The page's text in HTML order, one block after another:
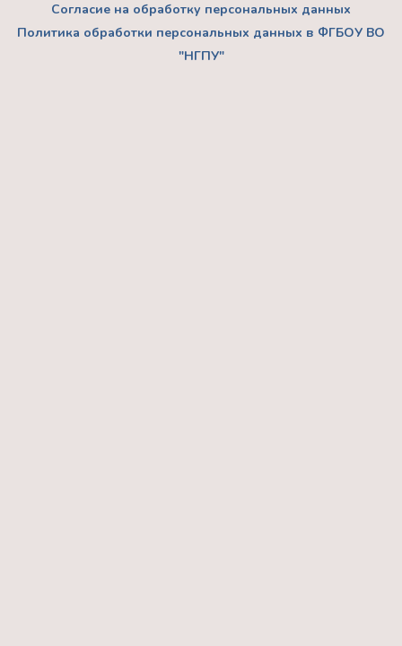
Согласие на обработку персональных данных
Политика обработки персональных данных в ФГБОУ ВО
"НГПУ"